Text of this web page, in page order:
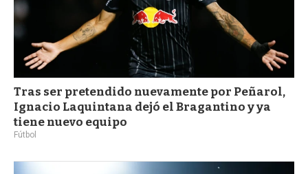
Tras ser pretendido nuevamente por Peñarol,
Ignacio Laquintana dejó el Bragantino y ya
tiene nuevo equipo
Fútbol